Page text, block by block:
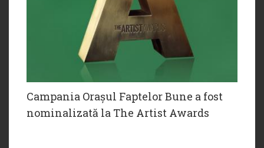
Campania Orașul Faptelor Bune a fost
nominalizată la The Artist Awards